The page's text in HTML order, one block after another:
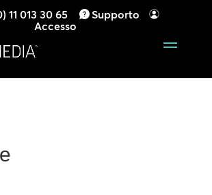
11 013 30 65
Supporto
Accesso